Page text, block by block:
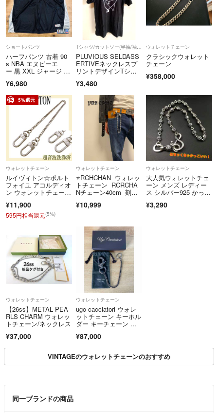
来ない場合、おおよそのお支払日のご連絡をお願いいたします。
■素人採寸ですので若干の誤差はご了承ください
■ハンドメイド商品が基本となり、完璧な商品でないかもしれません
が、精一杯に製作しております。もし完璧を求められる方は大変恐縮で
すが、ご購入はお控え頂きますようお願い致します。
気持ちの良い取引ができる様に頑張りますのでよろしくお願いします☺
ショートパンツ
ハーフパンツ 古着 90
s NBA エヌビーエ
ー 黒 XXL ジャージ シ
¥6,980
Tシャツ/カットソー(半袖/袖なし)
PLUVIOUS SELDASS
ERTIVEネックレスプ
リントデザインTシャ
¥3,480
ウォレットチェーン
クラシックウォレット
チェーン
¥358,000
5%還元
ウォレットチェーン
ルイヴィトン☆ポルト
フォイユ アコルディオ
ン ウォレットチェーン
¥11,900
595円相当還元(5%)
ウォレットチェーン
⭐️RCHCHAN ウォレッ
トチェーン RCRCHA
Nチェーン40cm 刻印
¥10,999
ウォレットチェーン
大人気ウォレットチェ
ーン メンズ レディー
ス シルバー925 かっこ
¥3,290
ウォレットチェーン
【26ss】METAL PEA
RLS CHARM ウォレッ
トチェーン/ネックレス
¥37,000
ウォレットチェーン
ugo cacciatori ウォレ
ットチェーン キーホル
ダー キーチェーン シ
¥87,000
VINTAGEのウォレットチェーンのおすすめ
同一ブランドの商品